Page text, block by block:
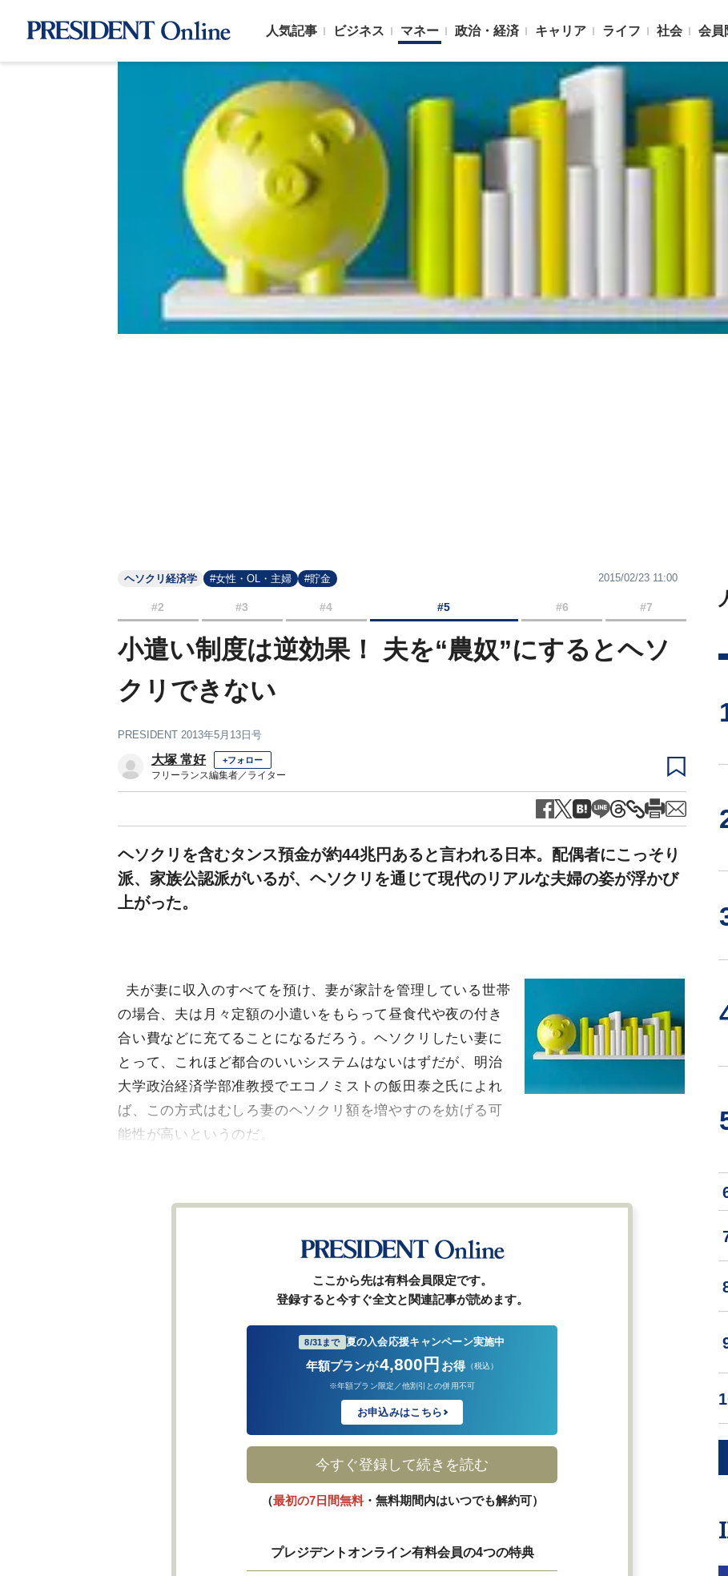
人気記事 ビジネス マネー 政治・経済 キャリア ライフ 社会 会員
ヘソクリ経済学 #女性・OL・主婦 #貯金 2015/02/23 11:00
#2 #3 #4 #5 #6 #7
小遣い制度は逆効果！ 夫を“農奴”にするとヘソ
クリできない
PRESIDENT 2013年5月13日号
大塚 常好 +フォロー
フリーランス編集者／ライター
ヘソクリを含むタンス預金が約44兆円あると言われる日本。配偶者にこっそり
派、家族公認派がいるが、ヘソクリを通じて現代のリアルな夫婦の姿が浮かび
上がった。
夫が妻に収入のすべてを預け、妻が家計を管理している世帯
の場合、夫は月々定額の小遣いをもらって昼食代や夜の付き
合い費などに充てることになるだろう。ヘソクリしたい妻に
とって、これほど都合のいいシステムはないはずだが、明治
大学政治経済学部准教授でエコノミストの飯田泰之氏によれ
ば、この方式はむしろ妻のヘソクリ額を増やすのを妨げる可
能性が高いというのだ。
ここから先は有料会員限定です。
登録すると今すぐ全文と関連記事が読めます。
8/31まで 夏の入会応援キャンペーン実施中
年額プランが4,800円 お得 （税込）
※年額プラン限定／他割引との併用不可
お申込みはこちら
今すぐ登録して続きを読む
（最初の7日間無料・無料期間内はいつでも解約可）
プレジデントオンライン有料会員の4つの特典